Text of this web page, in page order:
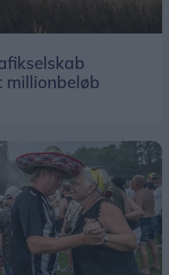
millionbeløb